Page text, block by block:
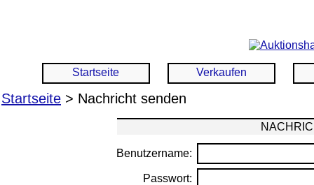
Startseite Verkaufen
Startseite > Nachricht senden
Benutzername:
Passwort: